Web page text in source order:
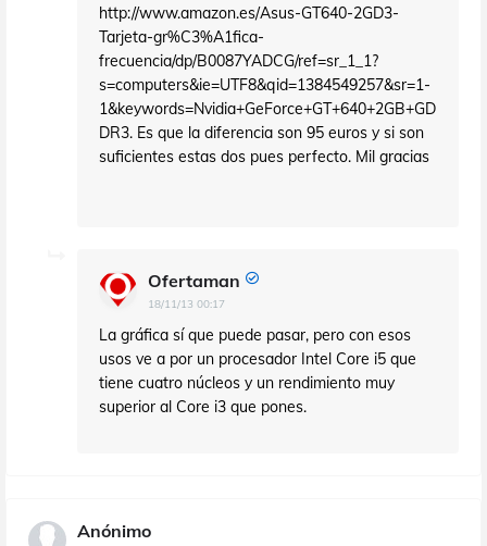
http://www.amazon.es/Asus-GT640-2GD3-
Tarjeta-gr%C3%A1fica-
frecuencia/dp/B0087YADCG/ref=sr_1_1?
s=computers&ie=UTF8&qid=1384549257&sr=1-
1&keywords=Nvidia+GeForce+GT+640+2GB+GD
DR3. Es que la diferencia son 95 euros y si son
suficientes estas dos pues perfecto. Mil gracias
Ofertaman
18/11/13 00:17
La gráfica sí que puede pasar, pero con esos
usos ve a por un procesador Intel Core i5 que
tiene cuatro núcleos y un rendimiento muy
superior al Core i3 que pones.
Anónimo